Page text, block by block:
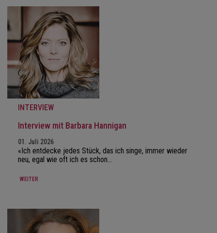
INTERVIEW
Interview mit Barbara Hannigan
01. Juli 2026
«Ich entdecke jedes Stück, das ich singe, immer wieder
neu, egal wie oft ich es schon…
WEITER